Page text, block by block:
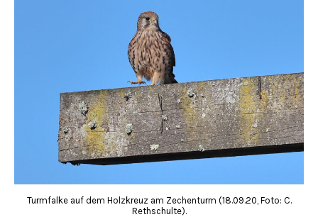
Turmfalke auf dem Holzkreuz am Zechenturm (18.09.20, Foto: C.
Rethschulte).